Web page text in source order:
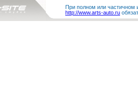
При полном или частичном
http://www.arts-auto.ru